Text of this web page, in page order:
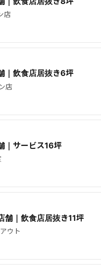
店
｜飲食店居抜き6坪
店
｜サービス16坪
舗｜飲食店居抜き11坪
ウト